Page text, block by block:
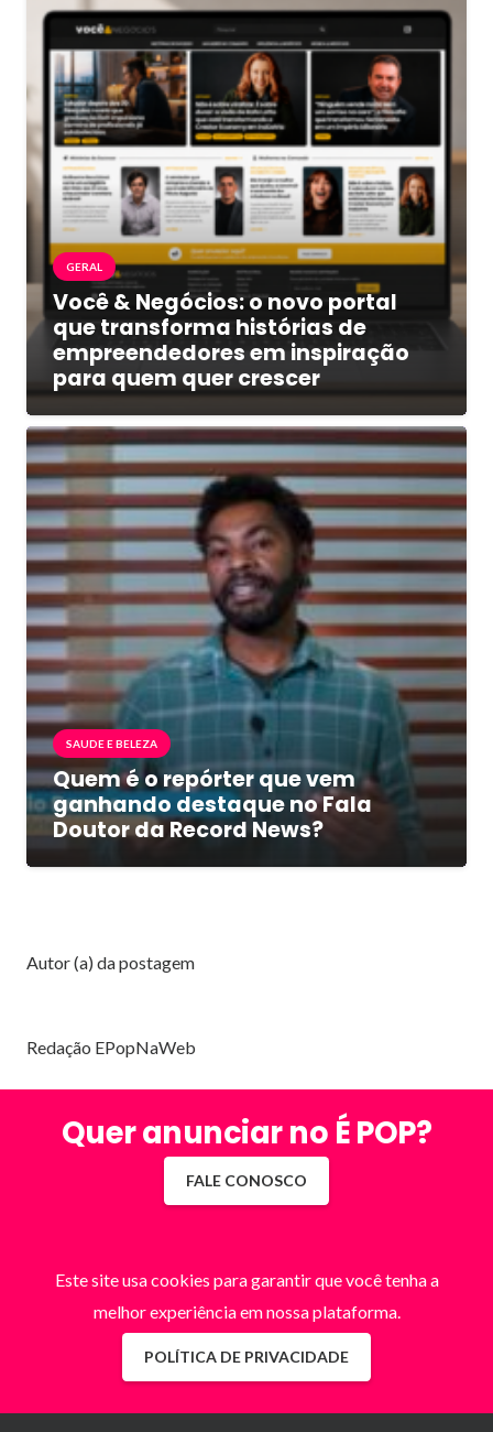
GERAL
Você & Negócios: o novo portal
que transforma histórias de
empreendedores em inspiração
para quem quer crescer
SAUDE E BELEZA
Quem é o repórter que vem
ganhando destaque no Fala
Doutor da Record News?
Autor (a) da postagem
Redação EPopNaWeb
Quer anunciar no É POP?
FALE CONOSCO
Este site usa cookies para garantir que você tenha a
melhor experiência em nossa plataforma.
POLÍTICA DE PRIVACIDADE